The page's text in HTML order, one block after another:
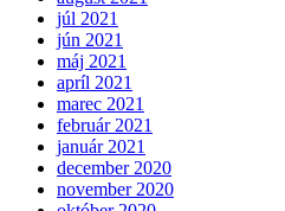
júl 2021
jún 2021
máj 2021
apríl 2021
marec 2021
február 2021
január 2021
december 2020
november 2020